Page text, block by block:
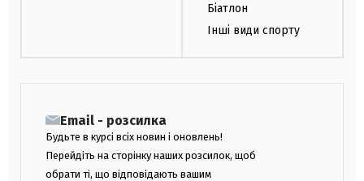
Біатлон
Інші види спорту
Email - розсилка
Будьте в курсі всіх новин і оновлень!
Перейдіть на сторінку наших розсилок, щоб
обрати ті, що відповідають вашим